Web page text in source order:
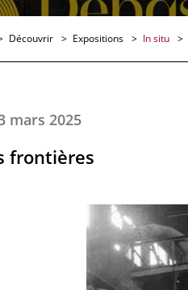
Découvrir Expositions In situ
mars 2025
frontières